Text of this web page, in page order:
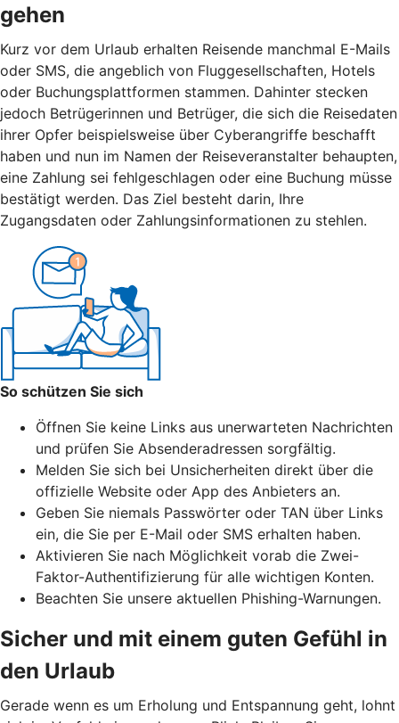
gehen
Kurz vor dem Urlaub erhalten Reisende manchmal E-Mails
oder SMS, die angeblich von Fluggesellschaften, Hotels
oder Buchungsplattformen stammen. Dahinter stecken
jedoch Betrügerinnen und Betrüger, die sich die Reisedaten
ihrer Opfer beispielsweise über Cyberangriffe beschafft
haben und nun im Namen der Reiseveranstalter behaupten,
eine Zahlung sei fehlgeschlagen oder eine Buchung müsse
bestätigt werden. Das Ziel besteht darin, Ihre
Zugangsdaten oder Zahlungsinformationen zu stehlen.
So schützen Sie sich
Öffnen Sie keine Links aus unerwarteten Nachrichten
und prüfen Sie Absenderadressen sorgfältig.
Melden Sie sich bei Unsicherheiten direkt über die
offizielle Website oder App des Anbieters an.
Geben Sie niemals Passwörter oder TAN über Links
ein, die Sie per E-Mail oder SMS erhalten haben.
Aktivieren Sie nach Möglichkeit vorab die Zwei-
Faktor-Authentifizierung für alle wichtigen Konten.
Beachten Sie unsere aktuellen Phishing-Warnungen.
Sicher und mit einem guten Gefühl in
den Urlaub
Gerade wenn es um Erholung und Entspannung geht, lohnt